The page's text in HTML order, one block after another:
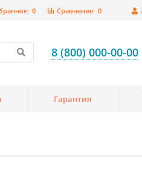
Сравнение: 0
0
8 (800) 000-00-00
Гарантия